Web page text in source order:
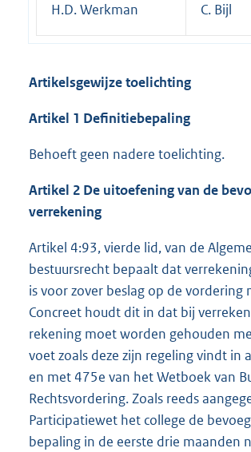
H.D. Werkman C. Bijl
Artikelsgewijze toelichting
Artikel 1 Definitiebepaling
Behoeft geen nadere toelichting.
Artikel 2 De uitoefening van de
verrekening
Artikel 4:93, vierde lid, van de
bestuursrecht bepaalt dat
is voor zover beslag op de vordering
Concreet houdt dit in dat bij
rekening moet worden gehouden
voet zoals deze zijn regeling vindt in
en met 475e van het Wetboek van
Rechtsvordering. Zoals reeds
Participatiewet het college de
bepaling in de eerste drie maanden